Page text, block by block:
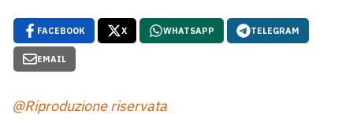
FACEBOOK X WHATSAPP TELEGRAM
EMAIL
@Riproduzione riservata